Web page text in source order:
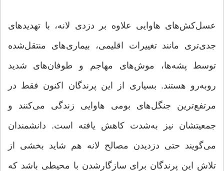
عسل‌کش‌های هاوایی علاوه بر دزدی لانه، با تهدیدهای
جدی‌تری مانند تغییرات اقلیمی، بیماری‌های منتقل‌شده
توسط پشه‌ها، موش‌های مهاجم و طوفان‌های شدید
روبه‌رو هستند. بسیاری از این پرندگان اکنون فقط در
مرتفع‌ترین جنگل‌های بومی هاوایی زندگی می‌کنند و
جمعیتشان نیز به‌شدت کاهش یافته است. دانشمندان
می‌گویند حتی دزدیدن مصالح لانه هم شاید بخشی از
تلاش این پرندگان برای سازگارشدن با محیطی باشد که